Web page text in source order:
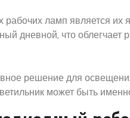
ламп является их
дневной, что
решение для
может быть